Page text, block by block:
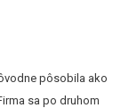
pôsobila ako
sa po druhom